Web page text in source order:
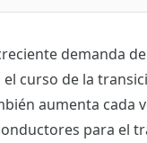
demanda
curso de la
aumenta cada
para el